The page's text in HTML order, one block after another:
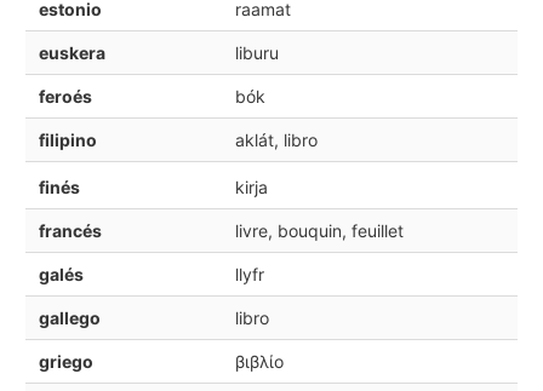
estonio raamat
euskera liburu
feroés bók
filipino aklát, libro
finés kirja
francés livre, bouquin, feuillet
galés llyfr
gallego libro
griego βιβλίο